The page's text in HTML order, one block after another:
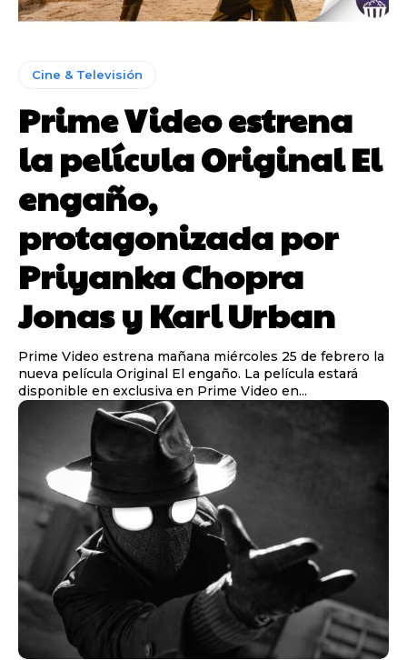
Cine & Televisión
Prime Video estrena
la película Original El
engaño,
protagonizada por
Priyanka Chopra
Jonas y Karl Urban
Prime Video estrena mañana miércoles 25 de febrero la
nueva película Original El engaño. La película estará
disponible en exclusiva en Prime Video en...